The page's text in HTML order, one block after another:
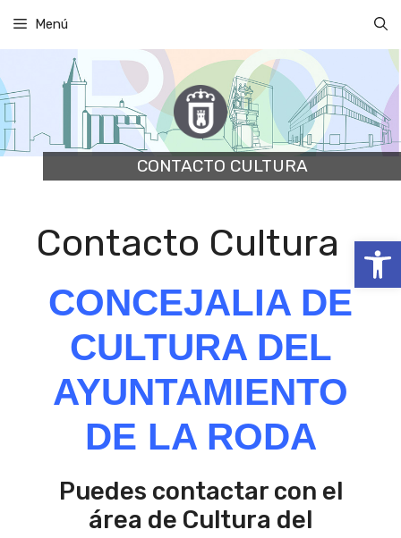
Abrir
contenido
Menú
CONTACTO CULTURA
Contacto Cultura
CONCEJALIA DE
CULTURA DEL
AYUNTAMIENTO
DE LA RODA
Puedes contactar con el
área de Cultura del